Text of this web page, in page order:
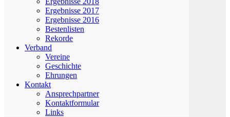
Ergebnisse 2017
Ergebnisse 2016
Bestenlisten
Rekorde
Verband
Vereine
Geschichte
Ehrungen
Kontakt
Ansprechpartner
Kontaktformular
Links